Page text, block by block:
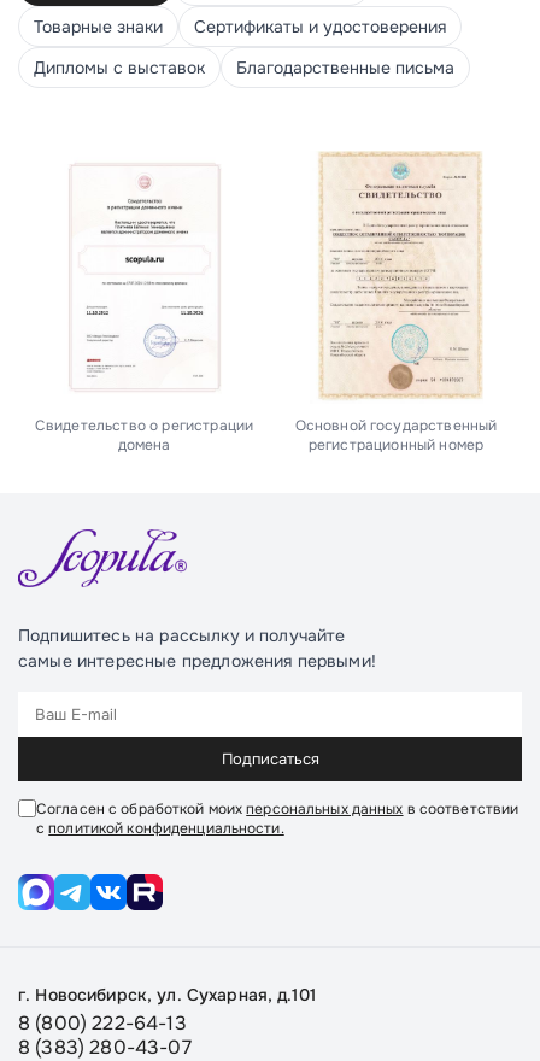
Товарные знаки
Сертификаты и удостоверения
Дипломы с выставок
Благодарственные письма
Свидетельство о регистрации
домена
Основной государственный
регистрационный номер
Подпишитесь на рассылку и получайте
самые интересные предложения первыми!
Подписаться
Согласен с обработкой моихперсональных данных в соответствии
сполитикой конфиденциальности.
г. Новосибирск, ул. Сухарная, д.101
8 (800) 222-64-13
8 (383) 280-43-07